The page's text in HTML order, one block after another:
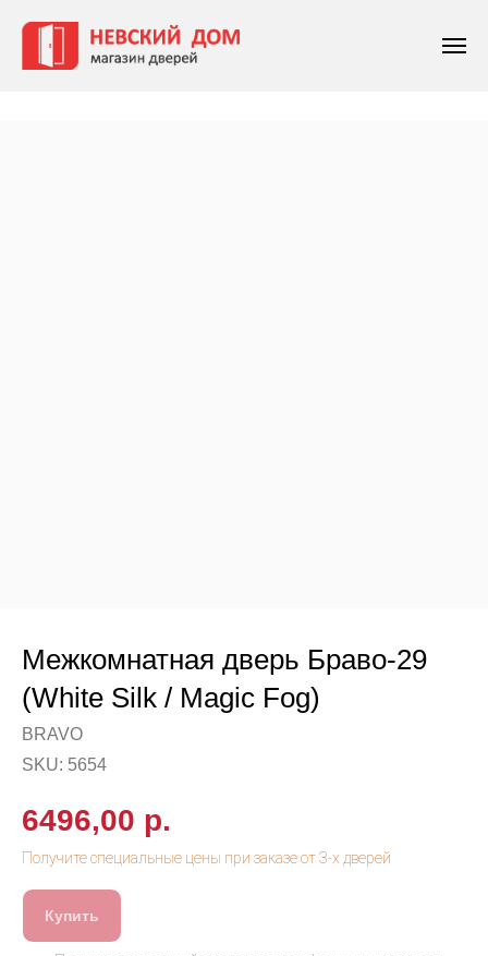
Межкомнатная дверь Браво-29
(White Silk / Magic Fog)
BRAVO
SKU: 5654
6496,00 р.
Купить